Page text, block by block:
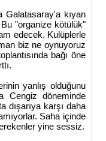
Galatasaray'a kıyan
"organize kötülük"
edecek. Kulüplerle
biz ne oynuyoruz
bağı öne
yanlış olduğunu
Cengiz döneminde
dışarıya karşı daha
Saha içinde
yine sessiz.